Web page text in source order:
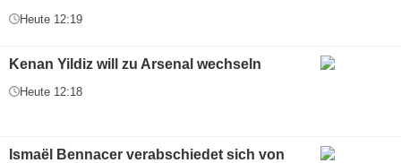
Heute 12:19
Kenan Yildiz will zu Arsenal wechseln
Heute 12:18
Ismaël Bennacer verabschiedet sich von